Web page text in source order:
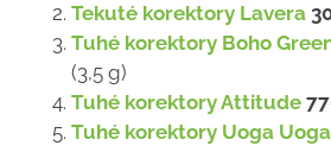
Tekuté korektory Lavera
Tuhé korektory Boho
(3,5 g)
Tuhé korektory Attitude
Tuhé korektory Uoga Uoga